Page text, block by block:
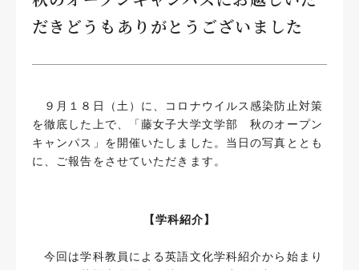
だきどうもありがとうございました
９月１８日（土）に、コロナウイルス感染防止対策
を徹底した上で、「藤女子大学文学部 秋のオープン
キャンパス」を開催いたしました。当日の写真ととも
に、ご報告をさせていただきます。
【学科紹介】
今回は学科教員による英語文化学科紹介から始まり